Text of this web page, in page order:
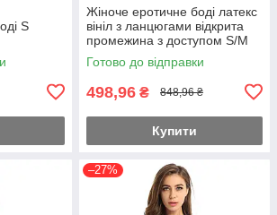
S
Жіноче еротичне боді латекс
вініл з ланцюгами відкрита
промежина з доступом S/M
Чорний
Готово до відправки
498,96 ₴ 848,96 ₴
Купити
–27%